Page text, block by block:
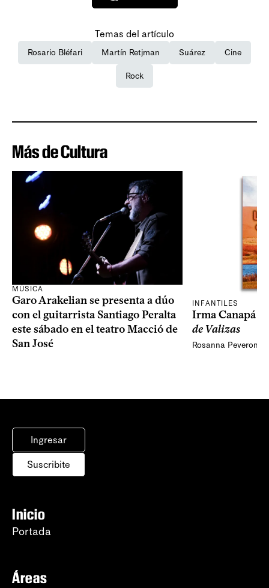
Temas del artículo
Rosario Bléfari Martín Retjman Suárez Cine
Rock
Más de Cultura
MÚSICA
Garo Arakelian se presenta a dúo
con el guitarrista Santiago Peralta
este sábado en el teatro Macció de
San José
INFANTILES
Irma Canapá
de Valizas
Rosanna Peveroni
Ingresar
Suscribite
Inicio
Portada
Áreas